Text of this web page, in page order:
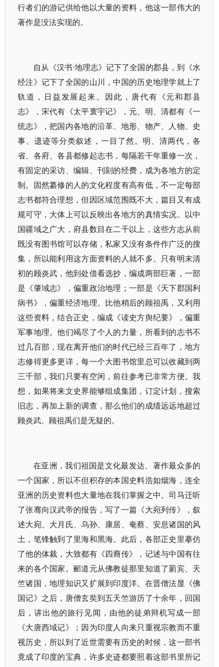
行者们的游记供给他以大量的资料，他这一部伟大的
著作是没法实现的。
自从《汉书·地理志》记下了全国的郡县，到《水
经注》记下了全国的山川，中国的历史地理学就上了
轨道，日益发展起来。因此，唐代有《元和郡县
志》，宋代有《太平寰宇记》，元、明、清都有《一
统志》，把国内各地的沿革、地形、物产、人物、史
事、遗迹等分类叙述，一目了然。明、清两代，各
省、各府、各县都修起志书，每隔若干年重修一次，
有固定的采访、编辑、刊刻的经费，成为各地方的定
制。固然纂修的人的文化程度有高有低，不一定每部
志书都符合理想，但因区域范围既不大，篇目又有成
规可守，大体上可以反映出各地方的真情实况。以中
国疆域之广大，府县数目在二千以上，这些方志从前
既没有图书馆可以存储，私家又没有条件作广泛的搜
集，所以能利用这方面资料的人就不多。只有明末清
初的顾炎武，他到处借看选抄，编成两部巨著，一部
是《肇域志》，偏重政治地理；一部是《天下郡国利
病书》，偏重经济地理。比他稍后的顾祖禹，又利用
这些资料，结合正史，编成《读史方舆纪要》，偏重
军事地理。他们竭尽了个人的力量，所看到的志书不
过几百部，现在离开他们的时代已经三百年了，地方
志修得更多更详，每一个大图书馆里总可以收藏到两
三千部，我们只要有空闲，前往参考已非常方便。我
想，如果将来文史界能够组成集团，订定计划，搜索
旧志，再加上新的调查，那么他们的成绩远远地超过
顾炎武、顾祖禹们是无疑的。
在亚洲，我们祖国是文化最发达、著作最众多的
一个国家，所以不但积存的本国史料浩如烟海，连全
亚洲的历史资料也大量地在我们掌握之中。司马迁听
了张骞向汉武帝的报告，写了一篇《大宛列传》，叙
述大宛、大月氏、乌孙、康居、奄蔡、安息诸国的风
土，笔锋触到了里海和黑海。此后，各部正史里摹仿
了他的体裁，大致都有《四裔传》，记述与中国有往
来的各个国家。郦道元从佛教徒那里知道了罽宾、天
竺诸国，地理知识又扩展到印度洋。在晋僧法显《佛
国记》之后，唐僧玄奘到五天竺游历了十余年，回国
后，讲出他的旅行见闻，由他的徒弟辩机写成一部
《大唐西域记》；因为印度人向来只重视宗教而不重
视历史，所以到了近世需要有历史的时候，这一部书
竟成了印度的宝典，许多史迹都要照着这部书里所记